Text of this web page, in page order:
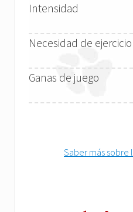
Intensidad
Necesidad de ejercicio
Ganas de juego
Saber más sobre